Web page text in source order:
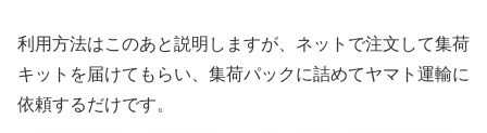
利用方法はこのあと説明しますが、ネットで注文して集荷
キットを届けてもらい、集荷パックに詰めてヤマト運輸に
依頼するだけです。